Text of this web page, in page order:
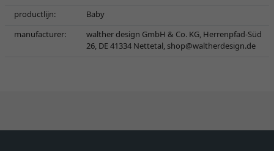
productlijn:
Baby
manufacturer:
walther design GmbH & Co. KG, Herrenpfad-Süd
26, DE 41334 Nettetal,shop@waltherdesign.de